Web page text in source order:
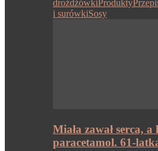
drożdżówkiProdukty
i surówkiSosy
Miała zawał serca,
paracetamol. 61-